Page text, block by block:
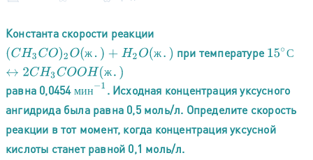
Константа скорости реакции
ж
ж
ж
(CH3CO)2O(ж.)+H2O( ж.) ↔2CH3COOH(ж .)
при температуре С
15∘С
равна 0,0454 мин
мин−1. Исходная концентрация уксусного
ангидрида была равна 0,5 моль/л. Определите скорость
реакции в тот момент, когда концентрация уксусной
кислоты станет равной 0,1 моль/л.